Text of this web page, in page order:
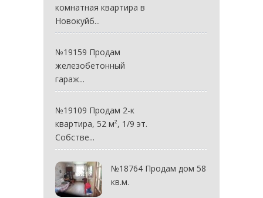
комнатная квартира в
Новокуйб...
№19159 Продам
железобетонный
гараж...
№19109 Продам 2-к
квартира, 52 м², 1/9 эт.
Собстве...
№18764 Продам дом 58
кв.м.